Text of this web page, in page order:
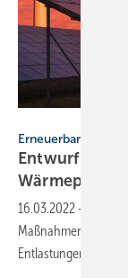
Erneuerbare-
Entwurf für
16.03.2022 -
Maßnahmen zum
Entlastungen für